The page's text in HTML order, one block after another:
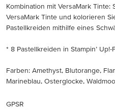
Kombination mit VersaMark Tinte:
VersaMark Tinte und kolorieren
Pastellkreiden mithilfe eines
* 8 Pastellkreiden in Stampin’ Up!-
Farben: Amethyst, Blutorange,
Marineblau, Osterglocke,
GPSR